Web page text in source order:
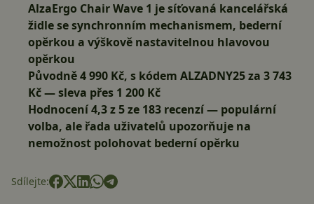
AlzaErgo Chair Wave 1 je síťovaná kancelářská
židle se synchronním mechanismem, bederní
opěrkou a výškově nastavitelnou hlavovou
opěrkou
Původně 4 990 Kč, s kódem ALZADNY25za 3 743
Kč— sleva přes 1 200 Kč
Hodnocení 4,3 z 5 ze 183 recenzí — populární
volba, ale řada uživatelů upozorňuje na
nemožnost polohovat bederní opěrku
Sdílejte: